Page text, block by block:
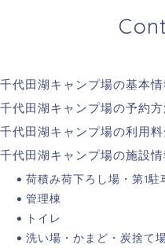
千代田湖キャンプ場の基本
千代田湖キャンプ場の予約
千代田湖キャンプ場の利用
千代田湖キャンプ場の施設
荷積み荷下ろし場・第1駐
管理棟
トイレ
洗い場・かまど・炭捨て